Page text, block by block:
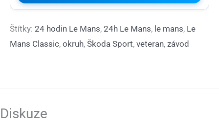
Štítky: 24 hodin Le Mans, 24h Le Mans, le mans, Le
Mans Classic, okruh, Škoda Sport, veteran, závod
Diskuze